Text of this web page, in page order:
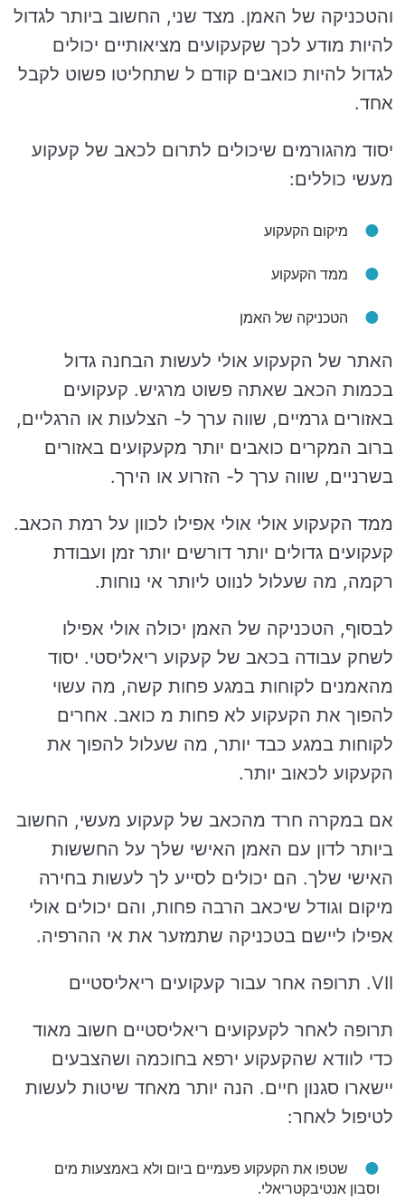
והטכניקה של האמן. מצד שני, החשוב ביותר לגדול
להיות מודע לכך שקעקועים מציאותיים יכולים
לגדול להיות כואבים קודם ל שתחליטו פשוט לקבל
אחד.
יסוד מהגורמים שיכולים לתרום לכאב של קעקוע
מעשי כוללים:
מיקום הקעקוע
ממד הקעקוע
הטכניקה של האמן
האתר של הקעקוע אולי לעשות הבחנה גדול
בכמות הכאב שאתה פשוט מרגיש. קעקועים
באזורים גרמיים, שווה ערך ל- הצלעות או הרגליים,
ברוב המקרים כואבים יותר מקעקועים באזורים
בשרניים, שווה ערך ל- הזרוע או הירך.
ממד הקעקוע אולי אולי אפילו לכוון על רמת הכאב.
קעקועים גדולים יותר דורשים יותר זמן ועבודת
רקמה, מה שעלול לנווט ליותר אי נוחות.
לבסוף, הטכניקה של האמן יכולה אולי אפילו
לשחק עבודה בכאב של קעקוע ריאליסטי. יסוד
מהאמנים לקוחות במגע פחות קשה, מה עשוי
להפוך את הקעקוע לא פחות מ כואב. אחרים
לקוחות במגע כבד יותר, מה שעלול להפוך את
הקעקוע לכאוב יותר.
אם במקרה חרד מהכאב של קעקוע מעשי, החשוב
ביותר לדון עם האמן האישי שלך על החששות
האישי שלך. הם יכולים לסייע לך לעשות בחירה
מיקום וגודל שיכאב הרבה פחות, והם יכולים אולי
אפילו ליישם בטכניקה שתמזער את אי ההרפיה.
VII. תרופה אחר עבור קעקועים ריאליסטיים
תרופה לאחר לקעקועים ריאליסטיים חשוב מאוד
כדי לוודא שהקעקוע ירפא בחוכמה ושהצבעים
יישארו סגנון חיים. הנה יותר מאחד שיטות לעשות
לטיפול לאחר:
שטפו את הקעקוע פעמיים ביום ולא באמצעות מים
וסבון אנטיבקטריאלי.